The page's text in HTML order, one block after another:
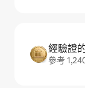
經驗證
參考